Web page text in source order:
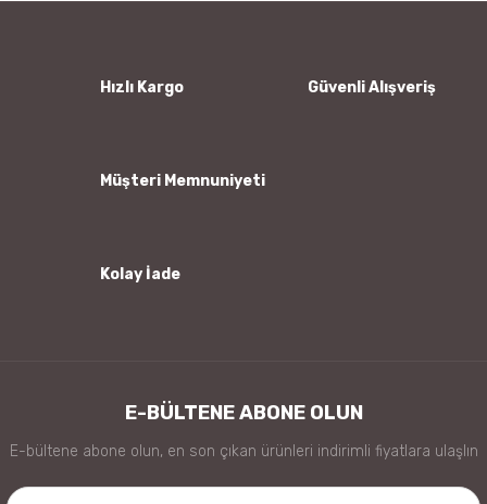
Ürün bilgilerinde hatalar bulunuyor.
Hızlı Kargo Güvenli Alışveriş
Müşteri Memnuniyeti
Kolay İade
E-BÜLTENE ABONE OLUN
E-bültene abone olun, en son çıkan ürünleri indirimli fiyatlara ulaşlın